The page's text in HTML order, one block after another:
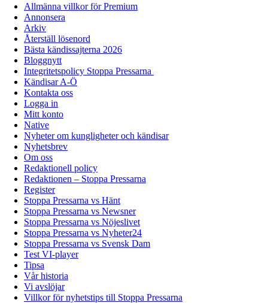
Allmänna villkor för Premium
Annonsera
Arkiv
Återställ lösenord
Bästa kändissajterna 2026
Bloggnytt
Integritetspolicy Stoppa Pressarna
Kändisar A-Ö
Kontakta oss
Logga in
Mitt konto
Native
Nyheter om kungligheter och kändisar
Nyhetsbrev
Om oss
Redaktionell policy
Redaktionen – Stoppa Pressarna
Register
Stoppa Pressarna vs Hänt
Stoppa Pressarna vs Newsner
Stoppa Pressarna vs Nöjeslivet
Stoppa Pressarna vs Nyheter24
Stoppa Pressarna vs Svensk Dam
Test VI-player
Tipsa
Vår historia
Vi avslöjar
Villkor för nyhetstips till Stoppa Pressarna